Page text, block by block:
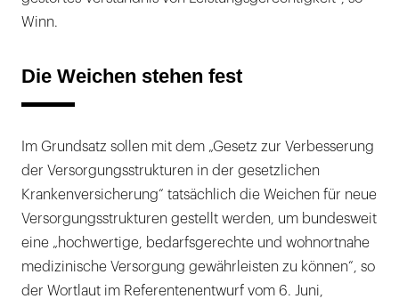
Winn.
Die Weichen stehen fest
Im Grundsatz sollen mit dem „Gesetz zur Verbesserung
der Versorgungsstrukturen in der gesetzlichen
Krankenversicherung“ tatsächlich die Weichen für neue
Versorgungsstrukturen gestellt werden, um bundesweit
eine „hochwertige, bedarfsgerechte und wohnortnahe
medizinische Versorgung gewährleisten zu können“, so
der Wortlaut im Referentenentwurf vom 6. Juni,